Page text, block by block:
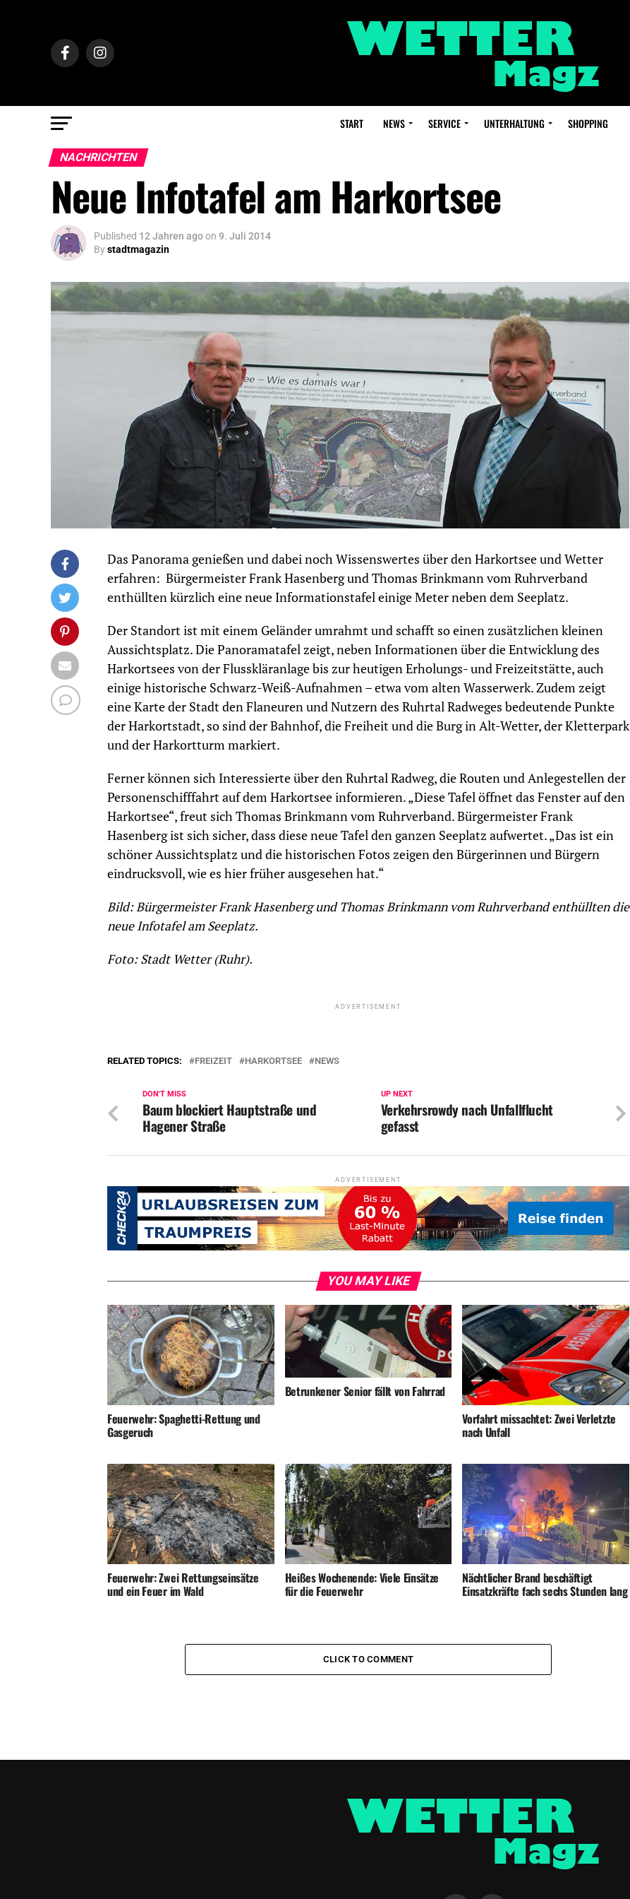
START NEWS SERVICE UNTERHALTUNG SHOPPING
NACHRICHTEN
Neue Infotafel am Harkortsee
Published 12 Jahren agoon 9. Juli 2014
Bystadtmagazin
Das Panorama genießen und dabei noch Wissenswertes über den Harkortsee und Wetter
erfahren: Bürgermeister Frank Hasenberg und Thomas Brinkmann vom Ruhrverband
enthüllten kürzlich eine neue Informationstafel einige Meter neben dem Seeplatz.
Der Standort ist mit einem Geländer umrahmt und schafft so einen zusätzlichen kleinen
Aussichtsplatz. Die Panoramatafel zeigt, neben Informationen über die Entwicklung des
Harkortsees von der Flusskläranlage bis zur heutigen Erholungs- und Freizeitstätte, auch
einige historische Schwarz-Weiß-Aufnahmen – etwa vom alten Wasserwerk. Zudem zeigt
eine Karte der Stadt den Flaneuren und Nutzern des Ruhrtal Radweges bedeutende Punkte
der Harkortstadt, so sind der Bahnhof, die Freiheit und die Burg in Alt-Wetter, der Kletterpark
und der Harkortturm markiert.
Ferner können sich Interessierte über den Ruhrtal Radweg, die Routen und Anlegestellen der
Personenschifffahrt auf dem Harkortsee informieren. „Diese Tafel öffnet das Fenster auf den
Harkortsee“, freut sich Thomas Brinkmann vom Ruhrverband. Bürgermeister Frank
Hasenberg ist sich sicher, dass diese neue Tafel den ganzen Seeplatz aufwertet. „Das ist ein
schöner Aussichtsplatz und die historischen Fotos zeigen den Bürgerinnen und Bürgern
eindrucksvoll, wie es hier früher ausgesehen hat.“
Bild: Bürgermeister Frank Hasenberg und Thomas Brinkmann vom Ruhrverband enthüllten die
neue Infotafel am Seeplatz.
Foto: Stadt Wetter (Ruhr).
ADVERTISEMENT
RELATED TOPICS: FREIZEIT HARKORTSEE NEWS
UP NEXT
Verkehrsrowdy nach Unfallflucht
gefasst
DON'T MISS
Baum blockiert Hauptstraße und
Hagener Straße
ADVERTISEMENT
YOU MAY LIKE
Feuerwehr: Spaghetti-Rettung und
Gasgeruch
Betrunkener Senior fällt von Fahrrad
Vorfahrt missachtet: Zwei Verletzte
nach Unfall
Feuerwehr: Zwei Rettungseinsätze
und ein Feuer im Wald
Heißes Wochenende: Viele Einsätze
für die Feuerwehr
Nächtlicher Brand beschäftigt
Einsatzkräfte fach sechs Stunden lang
CLICK TO COMMENT